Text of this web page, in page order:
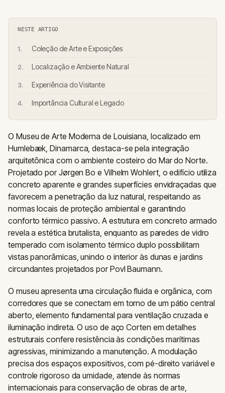
NESTE ARTIGO
Coleção de Arte e Exposições
Localização e Ambiente Natural
Experiência do Visitante
Importância Cultural e Legado
O Museu de Arte Moderna de Louisiana, localizado em
Humlebæk, Dinamarca, destaca-se pela integração
arquitetônica com o ambiente costeiro do Mar do Norte.
Projetado por Jørgen Bo e Vilhelm Wohlert, o edifício utiliza
concreto aparente e grandes superfícies envidraçadas que
favorecem a penetração da luz natural, respeitando as
normas locais de proteção ambiental e garantindo
conforto térmico passivo. A estrutura em concreto armado
revela a estética brutalista, enquanto as paredes de vidro
temperado com isolamento térmico duplo possibilitam
vistas panorâmicas, unindo o interior às dunas e jardins
circundantes projetados por Povl Baumann.
O museu apresenta uma circulação fluida e orgânica, com
corredores que se conectam em torno de um pátio central
aberto, elemento fundamental para ventilação cruzada e
iluminação indireta. O uso de aço Corten em detalhes
estruturais confere resistência às condições marítimas
agressivas, minimizando a manutenção. A modulação
precisa dos espaços expositivos, com pé-direito variável e
controle rigoroso da umidade, atende às normas
internacionais para conservação de obras de arte,